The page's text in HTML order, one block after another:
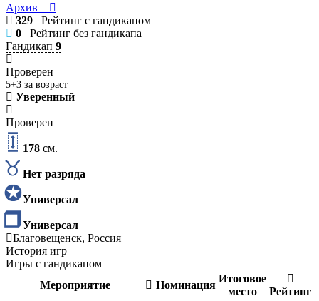
Архив
329 Рейтинг с гандикапом
0 Рейтинг без гандикапа
Гандикап 9
Проверен
5+3 за возраст
Уверенный
Проверен
178 см.
Нет разряда
Универсал
Универсал
Благовещенск, Россия
История игр
Игры с гандикапом
Мероприятие
Номинация
Итоговое
место
Рейтинг